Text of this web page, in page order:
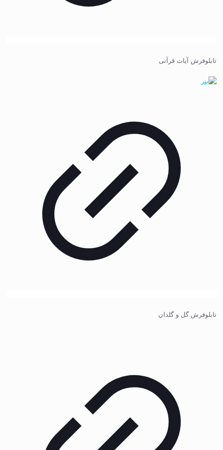
تابلوفرش آیات قرآنی
تابلوفرش گل و گلدان